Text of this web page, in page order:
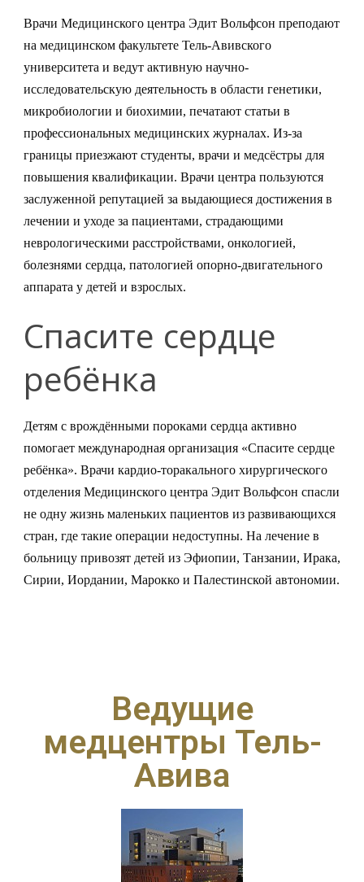
Врачи Медицинского центра Эдит Вольфсон преподают
на медицинском факультете Тель-Авивского
университета и ведут активную научно-
исследовательскую деятельность в области генетики,
микробиологии и биохимии, печатают статьи в
профессиональных медицинских журналах. Из-за
границы приезжают студенты, врачи и медсёстры для
повышения квалификации. Врачи центра пользуются
заслуженной репутацией за выдающиеся достижения в
лечении и уходе за пациентами, страдающими
неврологическими расстройствами, онкологией,
болезнями сердца, патологией опорно-двигательного
аппарата у детей и взрослых.
Спасите сердце
ребёнка
Детям с врождёнными пороками сердца активно
помогает международная организация «Спасите сердце
ребёнка». Врачи кардио-торакального хирургического
отделения Медицинского центра Эдит Вольфсон спасли
не одну жизнь маленьких пациентов из развивающихся
стран, где такие операции недоступны. На лечение в
больницу привозят детей из Эфиопии, Танзании, Ирака,
Сирии, Иордании, Марокко и Палестинской автономии.
Ведущие
медцентры Тель-
Авива